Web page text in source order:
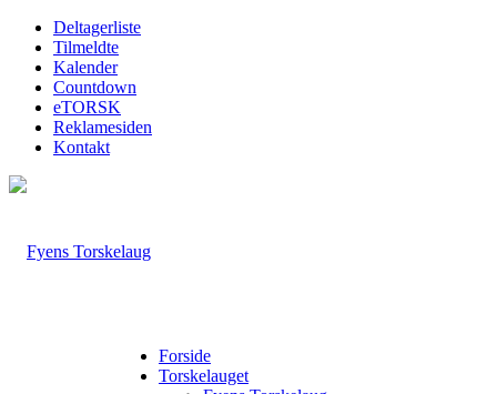
Deltagerliste
Tilmeldte
Kalender
Countdown
eTORSK
Reklamesiden
Kontakt
Forside
Torskelauget